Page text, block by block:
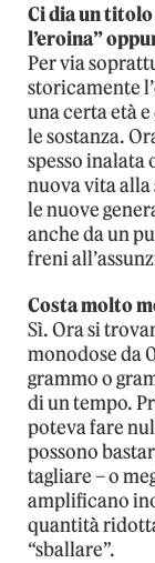
Ci dia un
l’eroina”
Per via
storicamente
una certa età
le sostanza.
spesso inalata
nuova vita alla
le nuove
anche da un
freni
Costa molto
Sì. Ora si
monodose da
grammo o
di un tempo.
poteva fare
possono
tagliare – o
amplificano
quantità
“sballare”.